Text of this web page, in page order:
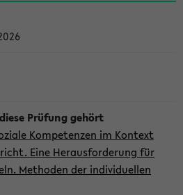
Kompetenzen im Kontext
Eine Herausforderung für
Methoden der individuellen